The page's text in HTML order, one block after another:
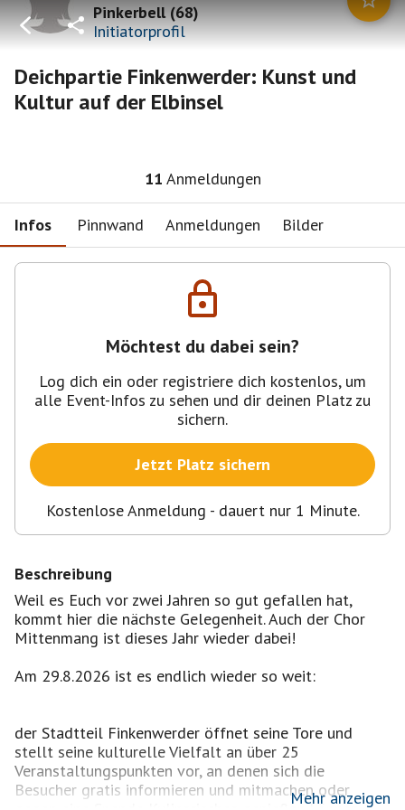
Pinkerbell(68)
Initiatorprofil
Deichpartie Finkenwerder: Kunst und
Kultur auf der Elbinsel
11 Anmeldungen
Infos Pinnwand Anmeldungen Bilder
Möchtest du dabei sein?
Log dich ein oder registriere dich kostenlos, um
alle Event-Infos zu sehen und dir deinen Platz zu
sichern.
Jetzt Platz sichern
Kostenlose Anmeldung - dauert nur 1 Minute.
Beschreibung
Weil es Euch vor zwei Jahren so gut gefallen hat,
kommt hier die nächste Gelegenheit. Auch der Chor
Mittenmang ist dieses Jahr wieder dabei!
Am 29.8.2026 ist es endlich wieder so weit:
der Stadtteil Finkenwerder öffnet seine Tore und
stellt seine kulturelle Vielfalt an über 25
Veranstaltungspunkten vor, an denen sich die
Besucher gratis informieren und mitmachen oder
Mehr anzeigen